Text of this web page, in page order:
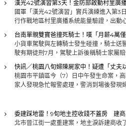
漢光42號演習第3天！金防部啟動村里廣
國軍「漢光42號演習」實兵演練進入第3
行作戰地區村里廣播系統能量驗證，出動
台南單親雙寶爸撞死騎士！嘆「月薪4萬
小貨車駕駛與左轉騎士發生碰撞，騎士送
駛有期徒刑7月，駕駛上訴後稱騎士家屬
快訊／桃園八旬婦陳屍家中！疑遭「丈
桃園市平鎮區今（7）日中午發生命案，
家人發現急忙報警處理，警消到場後發現
委建踩地雷！9旬地主控收錢不蓋房 建
北市晉江街一處重建案，地主淚訴建商收